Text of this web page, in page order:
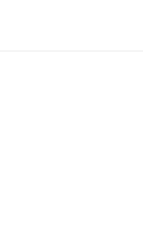
ने किया महंगाई के